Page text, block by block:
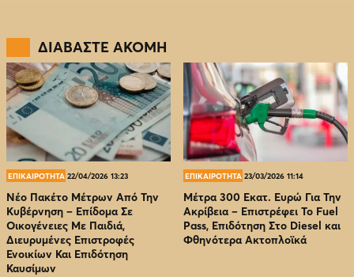
ΔΙΑΒΑΣΤΕ ΑΚΟΜΗ
ΕΠΙΚΑΙΡΟΤΗΤΑ 22/04/2026 13:23
Νέο Πακέτο Μέτρων Από Την
Κυβέρνηση – Επίδομα Σε
Οικογένειες Με Παιδιά,
Διευρυμένες Επιστροφές
Ενοικίων Και Επιδότηση
Καυσίμων
ΕΠΙΚΑΙΡΟΤΗΤΑ 23/03/2026 11:14
Μέτρα 300 Εκατ. Ευρώ Για Την
Ακρίβεια – Επιστρέφει Το Fuel
Pass, Επιδότηση Στο Diesel και
Φθηνότερα Ακτοπλοϊκά